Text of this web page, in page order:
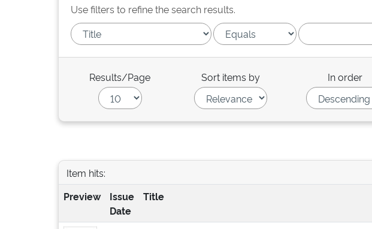
Use filters to refine the search results.
Results/Page Sort items by In order
Item hits:
Preview
Issue
Date
Title